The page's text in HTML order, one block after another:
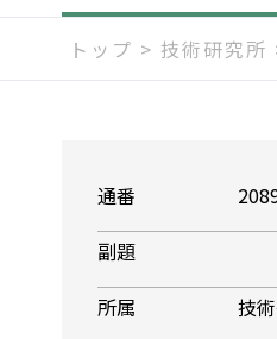
トップ > 技術研究所
通番
副題
所属
技